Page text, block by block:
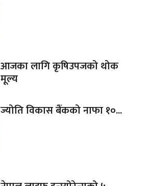
आजका लागि कृषिउपजको थोक
मूल्य
ज्योति विकास बैंकको नाफा १०...